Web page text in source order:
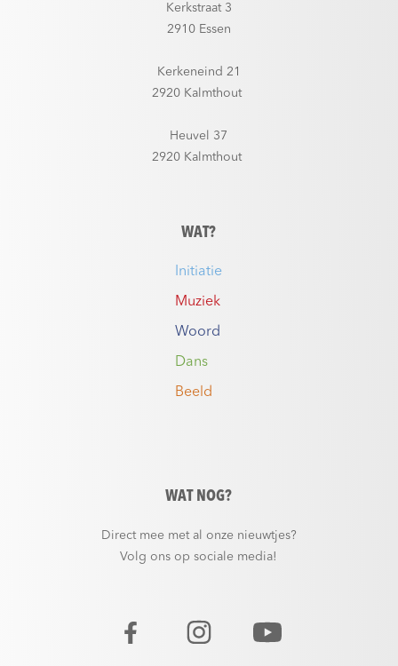
Kerkstraat 3
2910 Essen
Kerkeneind 21
2920 Kalmthout
Heuvel 37
2920 Kalmthout
WAT?
Initiatie
Muziek
Woord
Dans
Beeld
WAT NOG?
Direct mee met al onze nieuwtjes?
Volg ons op sociale media!